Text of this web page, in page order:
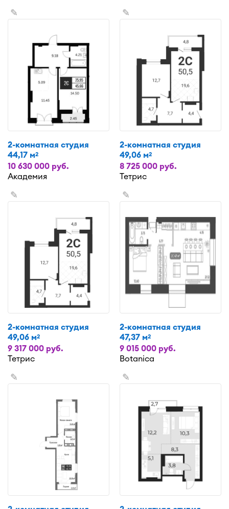
✎
2-комнатная студия
44,17 м2
10 630 000 руб.
Академия
✎
2-комнатная студия
49,06 м2
8 725 000 руб.
Тетрис
✎
2-комнатная студия
49,06 м2
9 317 000 руб.
Тетрис
✎
2-комнатная студия
47,37 м2
9 015 000 руб.
Botanica
✎ ✎